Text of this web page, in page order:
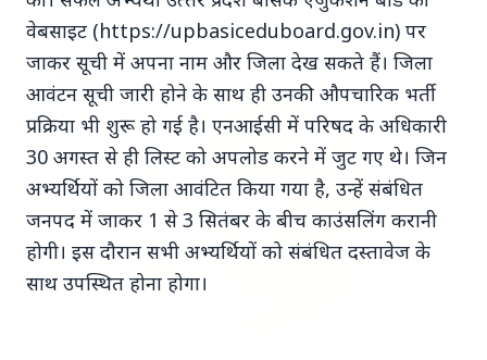
Top Stories
TOP STORIES
वेबसाइट (https://upbasiceduboard.gov.in) पर
जाकर सूची में अपना नाम और जिला देख सकते हैं। जिला
आवंटन सूची जारी होने के साथ ही उनकी औपचारिक भर्ती
प्रक्रिया भी शुरू हो गई है। एनआईसी में परिषद के अधिकारी
30 अगस्‍त से ही लिस्‍ट को अपलोड करने में जुट गए थे। जिन
अभ्‍यर्थियों को जिला आवंटित किया गया है, उन्‍हें संबंधित
जनपद में जाकर 1 से 3 सितंबर के बीच काउंसलिंग करानी
होगी। इस दौरान सभी अभ्‍यर्थियों को संबंधित दस्‍तावेज के
साथ उपस्थित होना होगा।